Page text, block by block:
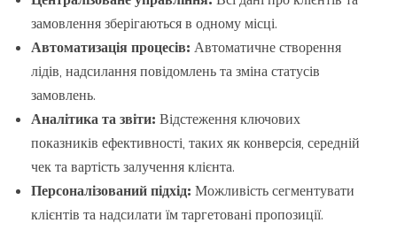
замовлення зберігаються в одному місці.
Автоматизація процесів: Автоматичне створення
лідів, надсилання повідомлень та зміна статусів
замовлень.
Аналітика та звіти: Відстеження ключових
показників ефективності, таких як конверсія, середній
чек та вартість залучення клієнта.
Персоналізований підхід: Можливість сегментувати
клієнтів та надсилати їм таргетовані пропозиції.